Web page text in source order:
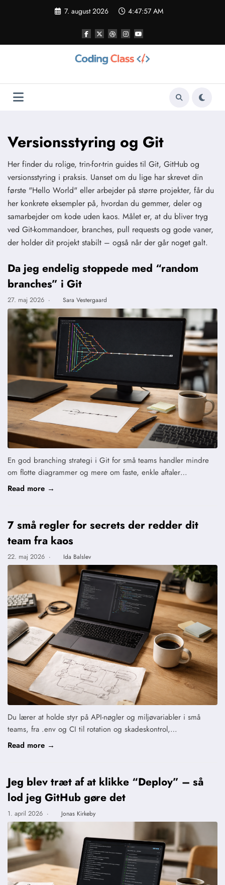
7. august 2026 4:47:58 AM
Versionsstyring og Git
Her finder du rolige, trin-for-trin guides til Git, GitHub og
versionsstyring i praksis. Uanset om du lige har skrevet din
første "Hello World" eller arbejder på større projekter, får du
her konkrete eksempler på, hvordan du gemmer, deler og
samarbejder om kode uden kaos. Målet er, at du bliver tryg
ved Git-kommandoer, branches, pull requests og gode vaner,
der holder dit projekt stabilt – også når der går noget galt.
Da jeg endelig stoppede med “random
branches” i Git
27. maj 2026 · Sara Vestergaard
En god branching strategi i Git for små teams handler mindre
om flotte diagrammer og mere om faste, enkle aftaler…
Read more →
7 små regler for secrets der redder dit
team fra kaos
22. maj 2026 · Ida Balslev
Du lærer at holde styr på API-nøgler og miljøvariabler i små
teams, fra .env og CI til rotation og skadeskontrol,…
Read more →
Jeg blev træt af at klikke “Deploy” – så
lod jeg GitHub gøre det
1. april 2026 · Jonas Kirkeby